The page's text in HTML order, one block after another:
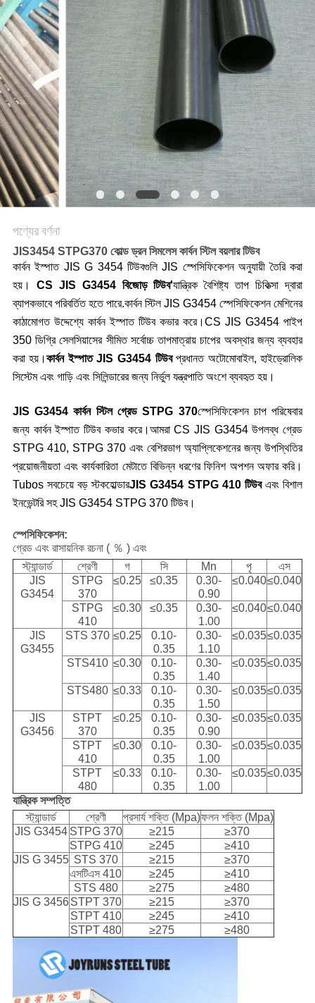
গোপনীয়তা
নীতি
পণ্যের বর্ণনা
JIS3454 STPG370 কোল্ড ড্রন সিমলেস কার্বন স্টিল বয়লার টিউব
কার্বন ইস্পাত JIS G 3454 টিউবগুলি JIS স্পেসিফিকেশন অনুযায়ী তৈরি করা
হয়। CS JIS G3454 বিজোড় টিউব'যান্ত্রিক বৈশিষ্ট্য তাপ চিকিত্সা দ্বারা
ব্যাপকভাবে পরিবর্তিত হতে পারে.কার্বন স্টিল JIS G3454 স্পেসিফিকেশন মেশিনের
কাঠামোগত উদ্দেশ্যে কার্বন ইস্পাত টিউব কভার করে।CS JIS G3454 পাইপ
350 ডিগ্রি সেলসিয়াসের সীমিত সর্বোচ্চ তাপমাত্রায় চাপের অবস্থার জন্য ব্যবহার
করা হয়।কার্বন ইস্পাত JIS G3454 টিউবপ্রধানত অটোমোবাইল, হাইড্রোলিক
সিস্টেম এবং গাড়ি এবং সিলিন্ডারের জন্য নির্ভুল যন্ত্রপাতি অংশে ব্যবহৃত হয়।
JIS G3454 কার্বন স্টিল গ্রেড STPG 370স্পেসিফিকেশন চাপ পরিষেবার
জন্য কার্বন ইস্পাত টিউব কভার করে।আমরা CS JIS G3454 উপলব্ধ গ্রেড
STPG 410, STPG 370 এবং বেশিরভাগ অ্যাপ্লিকেশনের জন্য উপস্থিতির
প্রয়োজনীয়তা এবং কার্যকারিতা মেটাতে বিভিন্ন ধরণের ফিনিশ অপশন অফার করি।
Tubos সবচেয়ে বড় স্টকহোল্ডারJIS G3454 STPG 410 টিউবএবং বিশাল
ইনভেন্টরি সহ JIS G3454 STPG 370 টিউব।
স্পেসিফিকেশন:
গ্রেড এবং রাসায়নিক রচনা ( ％ ) এবং
স্ট্যান্ডার্ড
শ্রেণী গ সি Mn পৃ
এস
JIS
G3454
STPG
370
≤0.25 ≤0.35
0.30-
0.90
≤0.040≤0.040
STPG
410
≤0.30 ≤0.35
0.30-
1.00
≤0.040≤0.040
JIS
G3455
STS 370 ≤0.25
0.10-
0.35
0.30-
1.10
≤0.035≤0.035
STS410 ≤0.30
0.10-
0.35
0.30-
1.40
≤0.035≤0.035
STS480 ≤0.33
0.10-
0.35
0.30-
1.50
≤0.035≤0.035
JIS
G3456
STPT
370
≤0.25
0.10-
0.35
0.30-
0.90
≤0.035≤0.035
STPT
410
≤0.30
0.10-
0.35
0.30-
1.00
≤0.035≤0.035
STPT
480
≤0.33
0.10-
0.35
0.30-
1.00
≤0.035≤0.035
যান্ত্রিক সম্পত্তি
স্ট্যান্ডার্ড
শ্রেণী প্রসার্য শক্তি (Mpa)ফলন শক্তি (Mpa)
JIS G3454 STPG 370 ≥215
≥370
STPG 410
≥245
≥410
JIS G 3455 STS 370 ≥215
≥370
এসটিএস 410
≥245
≥410
STS 480
≥275
≥480
JIS G 3456STPT 370 ≥215
≥370
STPT 410
≥245
≥410
STPT 480
≥275 ≥480